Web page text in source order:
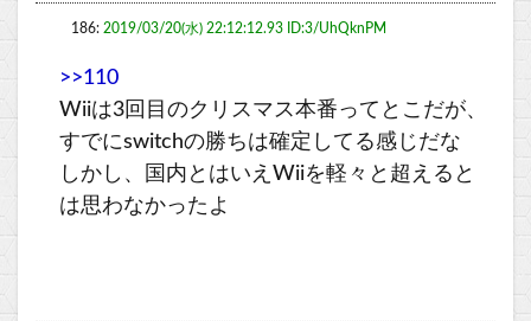
186: 2019/03/20(水) 22:12:12.93 ID:3/UhQknPM
>>110
Wiiは3回目のクリスマス本番ってとこだが、
すでにswitchの勝ちは確定してる感じだな
しかし、国内とはいえWiiを軽々と超えると
は思わなかったよ